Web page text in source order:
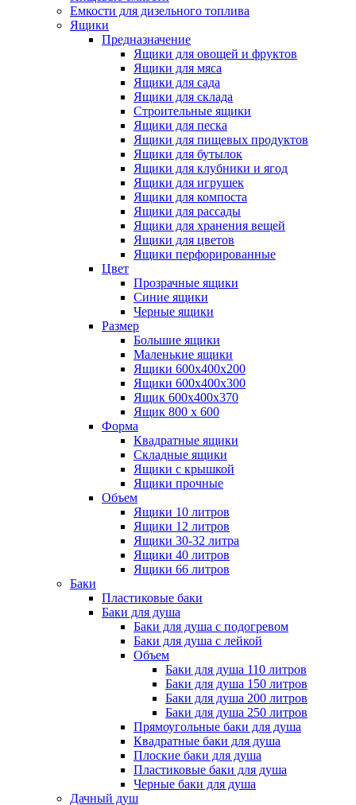
Емкости для дизельного топлива
Ящики
Предназначение
Ящики для овощей и фруктов
Ящики для мяса
Ящики для сада
Ящики для склада
Строительные ящики
Ящики для песка
Ящики для пищевых продуктов
Ящики для бутылок
Ящики для клубники и ягод
Ящики для игрушек
Ящики для компоста
Ящики для рассады
Ящики для хранения вещей
Ящики для цветов
Ящики перфорированные
Цвет
Прозрачные ящики
Синие ящики
Черные ящики
Размер
Большие ящики
Маленькие ящики
Ящики 600х400х200
Ящики 600х400х300
Ящик 600х400х370
Ящик 800 х 600
Форма
Квадратные ящики
Складные ящики
Ящики с крышкой
Ящики прочные
Объем
Ящики 10 литров
Ящики 12 литров
Ящики 30-32 литра
Ящики 40 литров
Ящики 66 литров
Баки
Пластиковые баки
Баки для душа
Баки для душа с подогревом
Баки для душа с лейкой
Объем
Баки для душа 110 литров
Баки для душа 150 литров
Баки для душа 200 литров
Баки для душа 250 литров
Прямоугольные баки для душа
Квадратные баки для душа
Плоские баки для душа
Пластиковые баки для душа
Черные баки для душа
Дачный душ